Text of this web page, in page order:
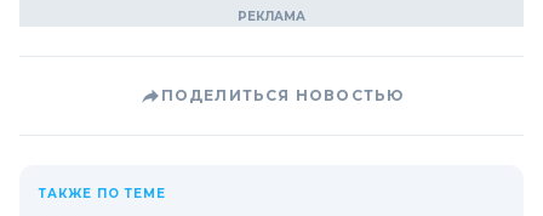
ПОДЕЛИТЬСЯ НОВОСТЬЮ
ТАКЖЕ ПО ТЕМЕ